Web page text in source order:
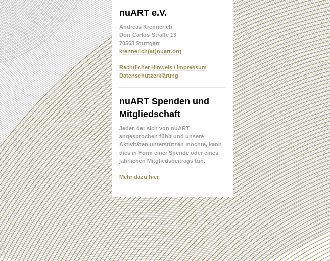
nuART e.V.
Andreas Krennerich
Don-Carlos-Straße 13
70563 Stuttgart
krennerich(at)nuart.org
Rechtlicher Hinweis / Impressum
Datenschutzerklärung
nuART Spenden und
Mitgliedschaft
Jeder, der sich von nuART
angesprochen fühlt und unsere
Aktivitäten unterstützen möchte, kann
dies in Form einer Spende oder eines
jährlichen Mitgliedsbeitrags tun.
Mehr dazu hier.